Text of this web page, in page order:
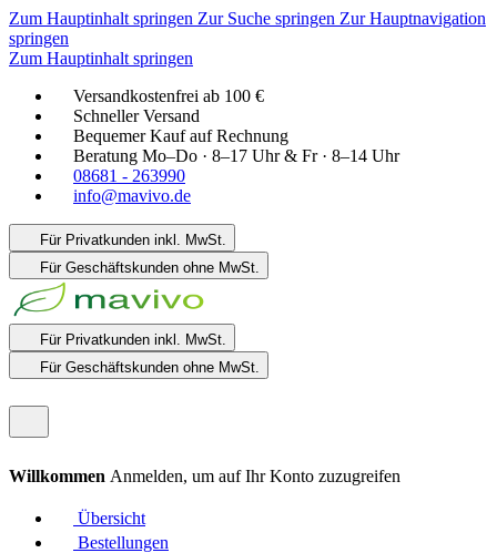
Zum Hauptinhalt springen Zur Suche springen Zur Hauptnavigation
springen
Zum Hauptinhalt springen
Versandkostenfrei ab 100 €
Schneller Versand
Bequemer Kauf auf Rechnung
Beratung Mo–Do · 8–17 Uhr & Fr · 8–14 Uhr
08681 - 263990
info@mavivo.de
Für Privatkunden inkl. MwSt.
Für Geschäftskunden ohne MwSt.
Für Privatkunden inkl. MwSt.
Für Geschäftskunden ohne MwSt.
Willkommen Anmelden, um auf Ihr Konto zuzugreifen
Übersicht
Bestellungen